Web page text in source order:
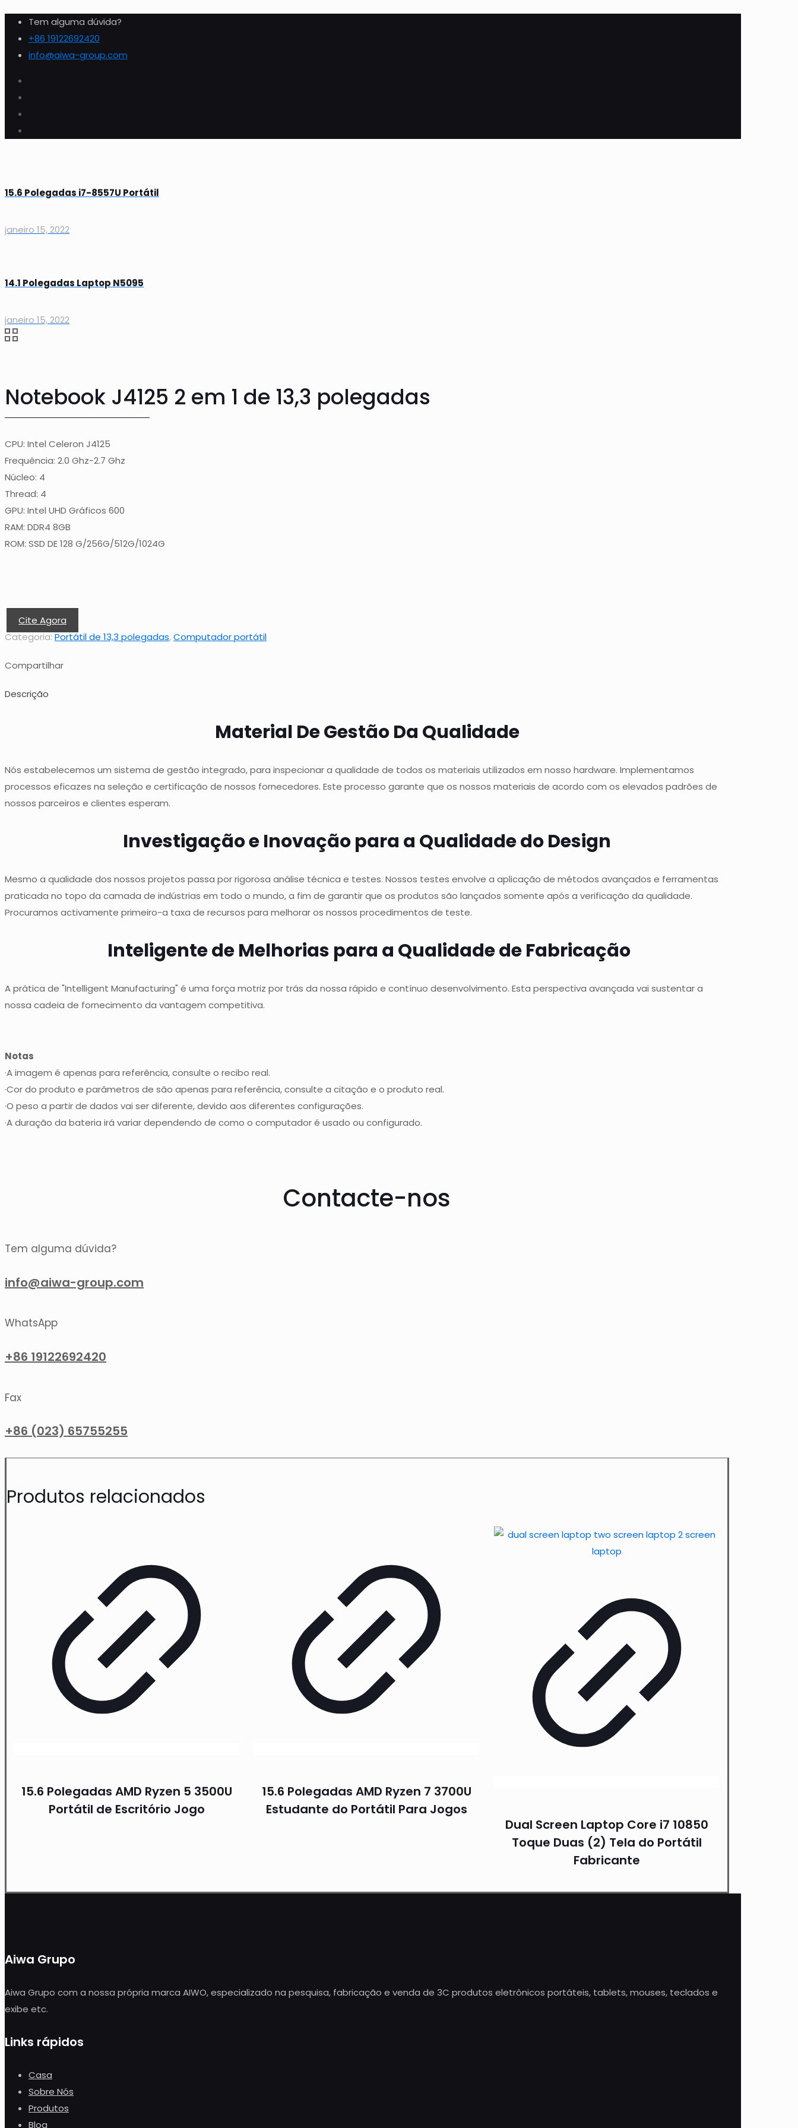
Tem alguma dúvida?
+86 19122692420
info@aiwa-group.com
15.6 Polegadas i7-8557U Portátil
janeiro 15, 2022
14.1 Polegadas Laptop N5095
janeiro 15, 2022
Notebook J4125 2 em 1 de 13,3 polegadas
CPU: Intel Celeron J4125
Frequência: 2.0 Ghz-2.7 Ghz
Núcleo: 4
Thread: 4
GPU: Intel UHD Gráficos 600
RAM: DDR4 8GB
ROM: SSD DE 128 G/256G/512G/1024G
Cite Agora
Categoria:Portátil de 13,3 polegadas,Computador portátil
Compartilhar
Descrição
Material De Gestão Da Qualidade
Nós estabelecemos um sistema de gestão integrado, para inspecionar a qualidade de todos os materiais utilizados em nosso hardware. Implementamos
processos eficazes na seleção e certificação de nossos fornecedores. Este processo garante que os nossos materiais de acordo com os elevados padrões de
nossos parceiros e clientes esperam.
Investigação e Inovação para a Qualidade do Design
Mesmo a qualidade dos nossos projetos passa por rigorosa análise técnica e testes. Nossos testes envolve a aplicação de métodos avançados e ferramentas
praticada no topo da camada de indústrias em todo o mundo, a fim de garantir que os produtos são lançados somente após a verificação da qualidade.
Procuramos activamente primeiro-a taxa de recursos para melhorar os nossos procedimentos de teste.
Inteligente de Melhorias para a Qualidade de Fabricação
A prática de "Intelligent Manufacturing" é uma força motriz por trás da nossa rápido e contínuo desenvolvimento. Esta perspectiva avançada vai sustentar a
nossa cadeia de fornecimento da vantagem competitiva.
Notas
·A imagem é apenas para referência, consulte o recibo real.
·Cor do produto e parâmetros de são apenas para referência, consulte a citação e o produto real.
·O peso a partir de dados vai ser diferente, devido aos diferentes configurações.
·A duração da bateria irá variar dependendo de como o computador é usado ou configurado.
Contacte-nos
Tem alguma dúvida?
info@aiwa-group.com
WhatsApp
+86 19122692420
Fax
+86 (023) 65755255
Produtos relacionados
15.6 Polegadas AMD Ryzen 5 3500U
Portátil de Escritório Jogo
15.6 Polegadas AMD Ryzen 7 3700U
Estudante do Portátil Para Jogos
Dual Screen Laptop Core i7 10850
Toque Duas (2) Tela do Portátil
Fabricante
Aiwa Grupo
Aiwa Grupo com a nossa própria marca AIWO, especializado na pesquisa, fabricação e venda de 3C produtos eletrônicos portáteis, tablets, mouses, teclados e
exibe etc.
Links rápidos
Casa
Sobre Nós
Produtos
Blog